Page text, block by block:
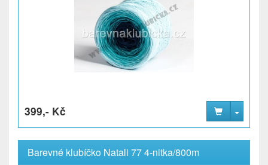
399,- Kč
Barevné klubíčko Natali 77 4-nitka/800m